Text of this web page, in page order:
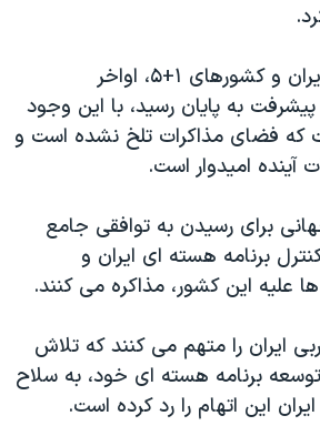
آخرین دور مذاکرات ایران و کشورهای ۱+۵، اواخر
به پایان رسید، با این وجود
که فضای مذاکرات تلخ نشده است و
آینده امیدوار است.
برای رسیدن به توافقی جامع
برنامه هسته ای ایران و
علیه این کشور، مذاکره می کنند.
ایران را متهم می کنند که تلاش
برنامه هسته ای خود، به سلاح
این اتهام را رد کرده است.